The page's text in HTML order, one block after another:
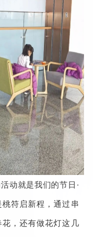
动就是我们的节日·
符启新程，通过串
，还有做花灯这几